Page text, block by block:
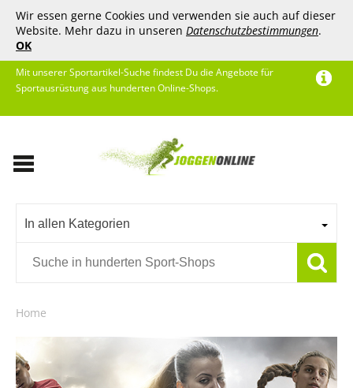
Wir essen gerne Cookies und verwenden sie auch auf dieser
Website. Mehr dazu in unseren Datenschutzbestimmungen.
OK
Mit unserer Sportartikel-Suche findest Du die Angebote für
Sportausrüstung aus hunderten Online-Shops.
In allen Kategorien
Home